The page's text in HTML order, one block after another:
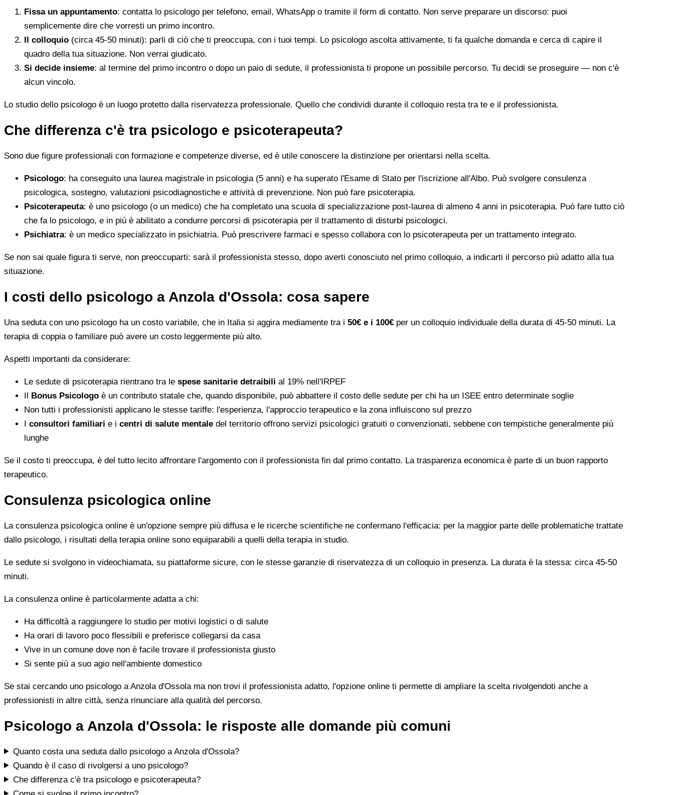
Fissa un appuntamento: contatta lo psicologo per telefono, email, WhatsApp o tramite il form di contatto. Non serve preparare un discorso: puoi
semplicemente dire che vorresti un primo incontro.
Il colloquio (circa 45-50 minuti): parli di ciò che ti preoccupa, con i tuoi tempi. Lo psicologo ascolta attivamente, ti fa qualche domanda e cerca di capire il
quadro della tua situazione. Non verrai giudicato.
Si decide insieme: al termine del primo incontro o dopo un paio di sedute, il professionista ti propone un possibile percorso. Tu decidi se proseguire — non c'è
alcun vincolo.
Lo studio dello psicologo è un luogo protetto dalla riservatezza professionale. Quello che condividi durante il colloquio resta tra te e il professionista.
Che differenza c'è tra psicologo e psicoterapeuta?
Sono due figure professionali con formazione e competenze diverse, ed è utile conoscere la distinzione per orientarsi nella scelta.
Psicologo: ha conseguito una laurea magistrale in psicologia (5 anni) e ha superato l'Esame di Stato per l'iscrizione all'Albo. Può svolgere consulenza
psicologica, sostegno, valutazioni psicodiagnostiche e attività di prevenzione. Non può fare psicoterapia.
Psicoterapeuta: è uno psicologo (o un medico) che ha completato una scuola di specializzazione post-laurea di almeno 4 anni in psicoterapia. Può fare tutto ciò
che fa lo psicologo, e in più è abilitato a condurre percorsi di psicoterapia per il trattamento di disturbi psicologici.
Psichiatra: è un medico specializzato in psichiatria. Può prescrivere farmaci e spesso collabora con lo psicoterapeuta per un trattamento integrato.
Se non sai quale figura ti serve, non preoccuparti: sarà il professionista stesso, dopo averti conosciuto nel primo colloquio, a indicarti il percorso più adatto alla tua
situazione.
I costi dello psicologo a Anzola d'Ossola: cosa sapere
Una seduta con uno psicologo ha un costo variabile, che in Italia si aggira mediamente tra i 50€ e i 100€ per un colloquio individuale della durata di 45-50 minuti. La
terapia di coppia o familiare può avere un costo leggermente più alto.
Aspetti importanti da considerare:
Le sedute di psicoterapia rientrano tra le spese sanitarie detraibili al 19% nell'IRPEF
Il Bonus Psicologo è un contributo statale che, quando disponibile, può abbattere il costo delle sedute per chi ha un ISEE entro determinate soglie
Non tutti i professionisti applicano le stesse tariffe: l'esperienza, l'approccio terapeutico e la zona influiscono sul prezzo
I consultori familiari e i centri di salute mentale del territorio offrono servizi psicologici gratuiti o convenzionati, sebbene con tempistiche generalmente più
lunghe
Se il costo ti preoccupa, è del tutto lecito affrontare l'argomento con il professionista fin dal primo contatto. La trasparenza economica è parte di un buon rapporto
terapeutico.
Consulenza psicologica online
La consulenza psicologica online è un'opzione sempre più diffusa e le ricerche scientifiche ne confermano l'efficacia: per la maggior parte delle problematiche trattate
dallo psicologo, i risultati della terapia online sono equiparabili a quelli della terapia in studio.
Le sedute si svolgono in videochiamata, su piattaforme sicure, con le stesse garanzie di riservatezza di un colloquio in presenza. La durata è la stessa: circa 45-50
minuti.
La consulenza online è particolarmente adatta a chi:
Ha difficoltà a raggiungere lo studio per motivi logistici o di salute
Ha orari di lavoro poco flessibili e preferisce collegarsi da casa
Vive in un comune dove non è facile trovare il professionista giusto
Si sente più a suo agio nell'ambiente domestico
Se stai cercando uno psicologo a Anzola d'Ossola ma non trovi il professionista adatto, l'opzione online ti permette di ampliare la scelta rivolgendoti anche a
professionisti in altre città, senza rinunciare alla qualità del percorso.
Psicologo a Anzola d'Ossola: le risposte alle domande più comuni
Quanto costa una seduta dallo psicologo a Anzola d'Ossola?
Quando è il caso di rivolgersi a uno psicologo?
Che differenza c'è tra psicologo e psicoterapeuta?